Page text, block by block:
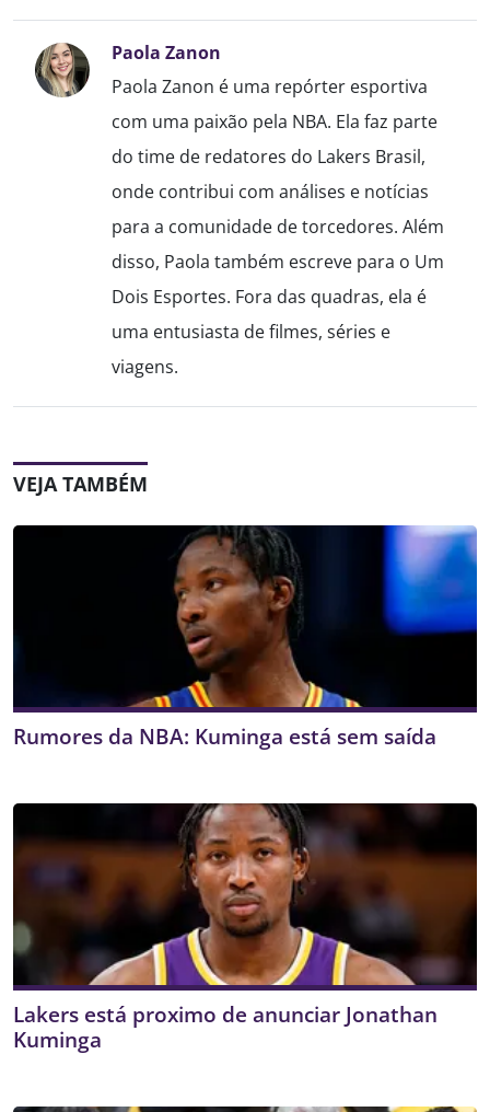
Paola Zanon
Paola Zanon é uma repórter esportiva
com uma paixão pela NBA. Ela faz parte
do time de redatores do Lakers Brasil,
onde contribui com análises e notícias
para a comunidade de torcedores. Além
disso, Paola também escreve para o Um
Dois Esportes. Fora das quadras, ela é
uma entusiasta de filmes, séries e
viagens.
VEJA TAMBÉM
Rumores da NBA: Kuminga está sem saída
Lakers está proximo de anunciar Jonathan
Kuminga